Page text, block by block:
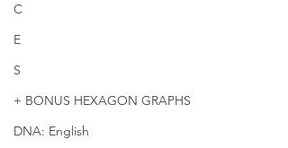
C
E
S
+ BONUS HEXAGON GRAPHS
DNA: English